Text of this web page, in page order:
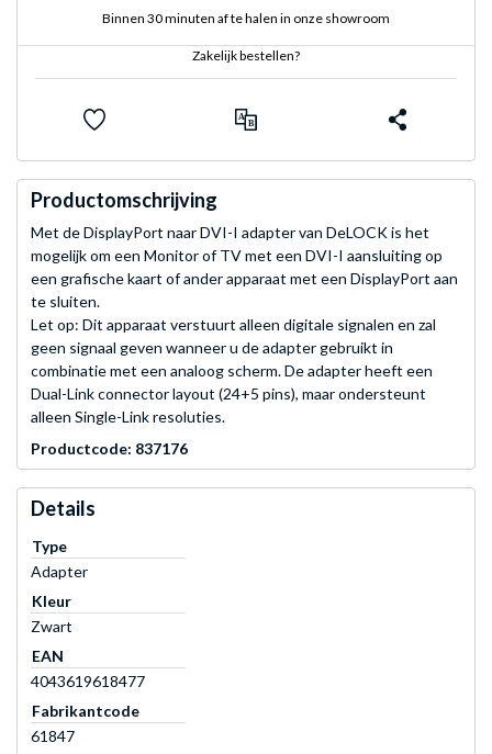
Binnen 30 minuten af te halen in onze showroom
Zakelijk bestellen?
Productomschrijving
Met de DisplayPort naar DVI-I adapter van DeLOCK is het
mogelijk om een Monitor of TV met een DVI-I aansluiting op
een grafische kaart of ander apparaat met een DisplayPort aan
te sluiten.
Let op: Dit apparaat verstuurt alleen digitale signalen en zal
geen signaal geven wanneer u de adapter gebruikt in
combinatie met een analoog scherm. De adapter heeft een
Dual-Link connector layout (24+5 pins), maar ondersteunt
alleen Single-Link resoluties.
Productcode: 837176
Details
Type
Adapter
Kleur
Zwart
EAN
4043619618477
Fabrikantcode
61847